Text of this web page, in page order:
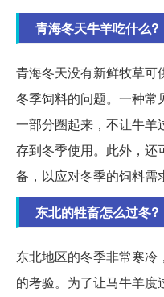
青海冬天牛羊吃什么?
青海冬天没有新鲜牧草可
冬季饲料的问题。一种常
一部分圈起来，不让牛羊
存到冬季使用。此外，还
备，以应对冬季的饲料需
东北的牲畜怎么过冬?
东北地区的冬季非常寒
的考验。为了让马牛羊